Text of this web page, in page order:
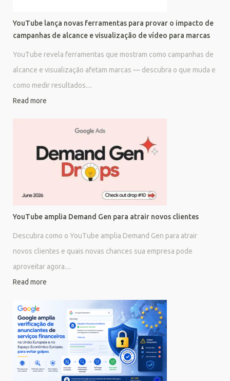
YouTube lança novas ferramentas para provar o impacto de
campanhas de alcance e visualização de vídeo para marcas
YouTube revela ferramentas que mostram como campanhas de
alcance e visualização afetam marcas — descubra o que muda e
como medir resultados....
Read more
YouTube amplia Demand Gen para atrair novos clientes
Descubra como o YouTube amplia Demand Gen para atrair
novos clientes e quais novas chances sua empresa pode
aproveitar agora....
Read more